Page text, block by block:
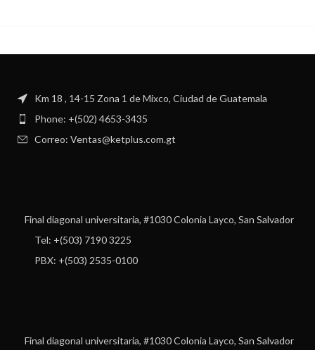
Km 18 , 14-15 Zona 1 de Mixco, Ciudad de Guatemala
Phone: +(502) 4653-3435
Correo: Ventas@ketplus.com.gt
Final diagonal universitaria, #1030 Colonia Layco, San Salvador
Tel: +(503) 7190 3225
PBX: +(503) 2535-0100
Final diagonal universitaria, #1030 Colonia Layco, San Salvador